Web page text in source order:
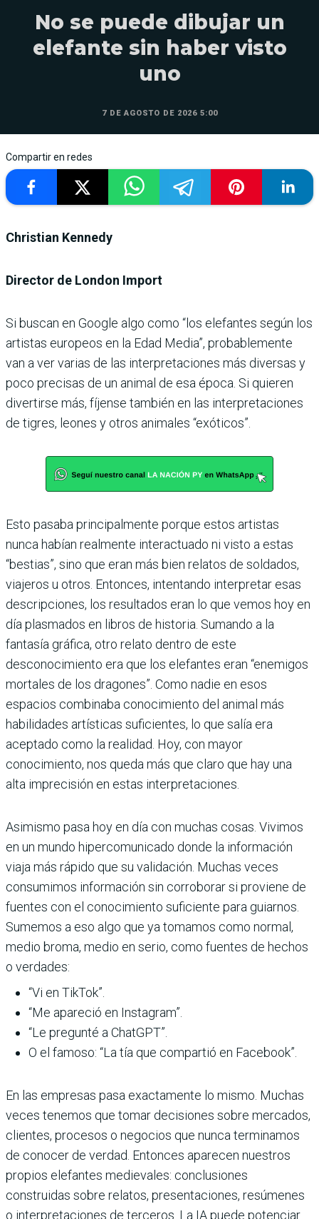
No se puede dibujar un
elefante sin haber visto
uno
7 DE AGOSTO DE 2026 5:00
Compartir en redes
Christian Kennedy
Director de London Import
Si buscan en Google algo como “los elefantes según los
artistas europeos en la Edad Media”, probablemente
van a ver varias de las interpretaciones más diversas y
poco precisas de un animal de esa época. Si quieren
divertirse más, fíjense también en las interpretaciones
de tigres, leones y otros animales “exóticos”.
Esto pasaba principalmente porque estos artistas
nunca habían realmente interactuado ni visto a estas
“bestias”, sino que eran más bien relatos de soldados,
viajeros u otros. Entonces, intentando interpretar esas
descripciones, los resultados eran lo que vemos hoy en
día plasmados en libros de historia. Sumando a la
fantasía gráfica, otro relato dentro de este
desconocimiento era que los elefantes eran “enemigos
mortales de los dragones”. Como nadie en esos
espacios combinaba conocimiento del animal más
habilidades artísticas suficientes, lo que salía era
aceptado como la realidad. Hoy, con mayor
conocimiento, nos queda más que claro que hay una
alta imprecisión en estas interpretaciones.
Asimismo pasa hoy en día con muchas cosas. Vivimos
en un mundo hipercomunicado donde la información
viaja más rápido que su validación. Muchas veces
consumimos información sin corroborar si proviene de
fuentes con el conocimiento suficiente para guiarnos.
Sumemos a eso algo que ya tomamos como normal,
medio broma, medio en serio, como fuentes de hechos
o verdades:
“Vi en TikTok”.
“Me apareció en Instagram”.
“Le pregunté a ChatGPT”.
O el famoso: “La tía que compartió en Facebook”.
En las empresas pasa exactamente lo mismo. Muchas
veces tenemos que tomar decisiones sobre mercados,
clientes, procesos o negocios que nunca terminamos
de conocer de verdad. Entonces aparecen nuestros
propios elefantes medievales: conclusiones
construidas sobre relatos, presentaciones, resúmenes
o interpretaciones de terceros. La IA puede potenciar